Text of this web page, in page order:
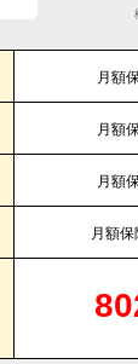
月額
月額
月額
月額保